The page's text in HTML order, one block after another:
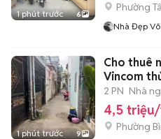
1 phút trước 6
Phường
Nhà Đẹp Võ
1 phút trước 9
Cho thuê
Vincom
2 PN Nhà
4,5
Phường